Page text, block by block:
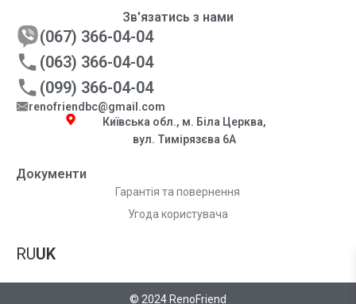
Документи
Гарантія та повернення
Угода користувача
Зв'язатись з нами
(067) 366-04-04
(063) 366-04-04
(099) 366-04-04
renofriendbc@gmail.com
Київська обл., м. Біла Церква,
вул. Тимірязєва 6А
RUUK
© 2024 RenoFriend